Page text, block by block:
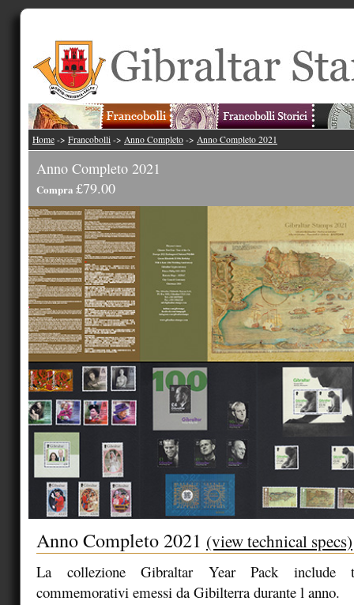
Home -> Francobolli -> Anno Completo -> Anno Completo 2021
Anno Completo 2021
Compra £79.00
Anno Completo 2021 (view technical specs)
La collezione Gibraltar Year Pack
commemorativi emessi da Gibilterra durante l anno.